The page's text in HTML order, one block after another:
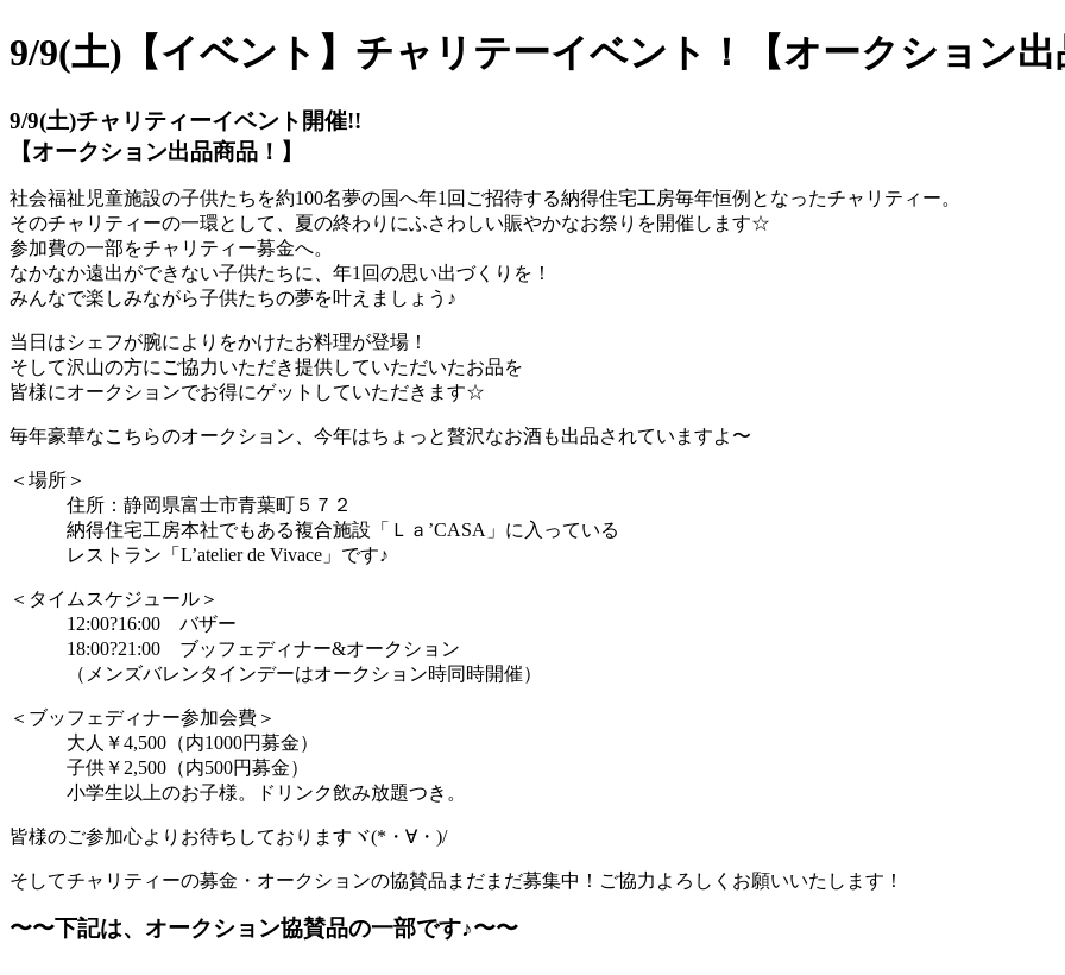
9/9(土)【イベント】チャリテーイベント！【オークション出
9/9(土)チャリティーイベント開催!!
【オークション出品商品！】
社会福祉児童施設の子供たちを約100名夢の国へ年1回 ご招待する納得住宅工房毎年恒例となったチャリティー。
そのチャリティーの一環として、夏の終わりにふさわしい賑やかなお祭りを開催します☆
参加費の一部をチャリティー募金へ。
なかなか遠出ができない子供たちに、年1回の思い出づく りを！
みんなで楽しみながら子供たちの夢を叶えましょう♪
当日はシェフが腕によりをかけたお料理が登場！
そして沢山の方にご協力いただき提供していただいたお品を
皆様にオークションでお得にゲットしていただきます☆
毎年豪華なこちらのオークション、今年はちょっと贅沢なお酒も出品されていますよ〜
＜場所＞
住所：静岡県富士市青葉町５７２
納得住宅工房本社でもある複合施設「Ｌａ’CASA」に入っている
レストラン「L’atelier de Vivace」です♪
＜タイムスケジュール＞
12:00?16:00 バザー
18:00?21:00 ブッフェディナー&オークション
（メンズバレンタインデーはオークション時同時開催）
＜ブッフェディナー参加会費＞
大人￥4,500（内1000円募金）
子供￥2,500（内500円募金）
小学生以上のお子様。ドリンク飲み放題つき。
皆様のご参加心よりお待ちしておりますヾ(*・∀・)/
そしてチャリティーの募金・オークションの協賛品まだま だ募集中！ご協力よろしくお願いいたします！
〜〜下記は、オークション協賛品の一部です♪〜〜